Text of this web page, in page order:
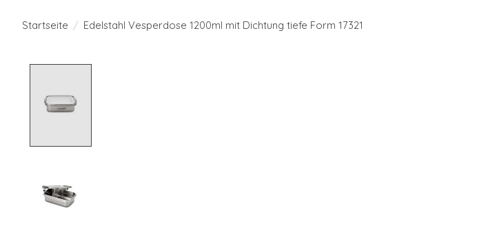
Startseite / Edelstahl Vesperdose 1200ml mit Dichtung tiefe Form 17321